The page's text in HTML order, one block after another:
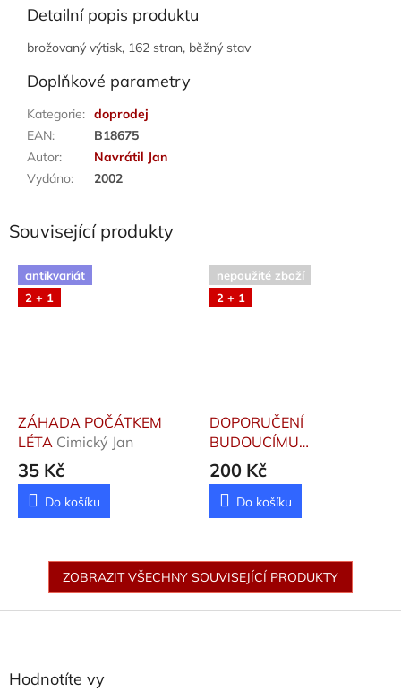
Detailní popis produktu
brožovaný výtisk, 162 stran, běžný stav
Doplňkové parametry
Kategorie: doprodej
EAN:
B18675
Autor:
Navrátil Jan
Vydáno: 2002
Související produkty
antikvariát
2 + 1
ZÁHADA POČÁTKEM
LÉTA Cimický Jan
35 Kč
Do košíku
nepoužité zboží
2 + 1
DOPORUČENÍ
BUDOUCÍMU
PREZIDENTOVI
Albrightová Madeleine
200 Kč
Do košíku
ZOBRAZIT VŠECHNY SOUVISEJÍCÍ PRODUKTY
Hodnotíte vy